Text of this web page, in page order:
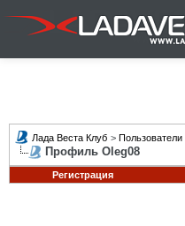
Лада Веста Клуб > Пользователи
Профиль Oleg08
Регистрация